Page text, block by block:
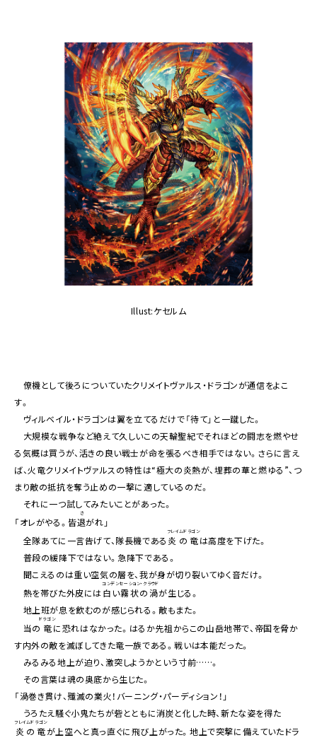
Illust:ケセルム
僚機として後ろについていたクリメイトヴァルス・ドラゴンが通信をよこ
す。
ヴィルベイル・ドラゴンは翼を立てるだけで「待て」と一蹴した。
大規模な戦争など絶えて久しいこの天輪聖紀でそれほどの闘志を燃やせ
る気概は買うが、活きの良い戦士が命を張るべき相手ではない。さらに言え
ば、火竜クリメイトヴァルスの特性は“極大の炎熱が、埋葬の華と燃ゆる”、つ
まり敵の抵抗を奪う止めの一撃に適しているのだ。
それに一つ試してみたいことがあった。
「オレがやる。皆退
さ
がれ」
全隊あてに一言告げて、隊長機である 炎の竜
フレイムドラゴン
は高度を下げた。
普段の緩降下ではない。急降下である。
聞こえるのは重い空気の層を、我が身が切り裂いてゆく音だけ。
熱を帯びた外皮には白い霧状の渦
コンデンセーション・クラウド
が生じる。
地上班が息を飲むのが感じられる。敵もまた。
当の 竜
ドラゴン
に恐れはなかった。はるか先祖からこの山岳地帯で、帝国を脅か
す内外の敵を滅ぼしてきた竜一族である。戦いは本能だった。
みるみる地上が迫り、激突しようかという寸前……。
その言葉は魂の奥底から生じた。
「渦巻き貫け、殲滅の業火！バーニング・パーディション！」
うろたえ騒ぐ小鬼たちが砦とともに消炭と化した時、新たな姿を得た
炎の竜
フレイムドラゴン
が上空へと真っ直ぐに飛び上がった。地上で突撃に備えていたドラ